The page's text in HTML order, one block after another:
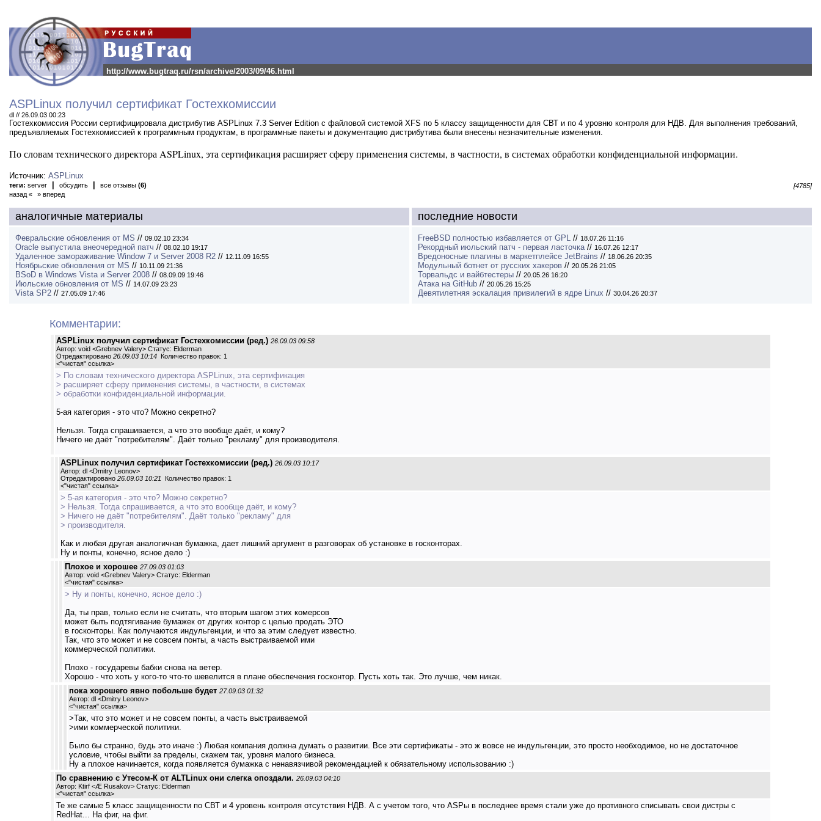
http://www.bugtraq.ru/rsn/archive/2003/09/46.html
ASPLinux получил сертификат Гостехкомиссии
dl // 26.09.03 00:23
Гостехкомиссия России сертифицировала дистрибутив ASPLinux 7.3 Server Edition с файловой системой XFS по 5 классу защищенности для СВТ и по 4 уровню контроля для НДВ. Для выполнения требований,
предъявляемых Гостехкомиссией к программным продуктам, в программные пакеты и документацию дистрибутива были внесены незначительные изменения.
По словам технического директора ASPLinux, эта сертификация расширяет сферу применения системы, в частности, в системах обработки конфиденциальной информации.
Источник: ASPLinux
теги: server обсудить все отзывы (6)
[4785]
назад «
» вперед
аналогичные материалы
Февральские обновления от MS // 09.02.10 23:34
Oracle выпустила внеочередной патч // 08.02.10 19:17
Удаленное замораживание Window 7 и Server 2008 R2 // 12.11.09 16:55
Ноябрьские обновления от MS // 10.11.09 21:36
BSoD в Windows Vista и Server 2008 // 08.09.09 19:46
Июльские обновления от MS // 14.07.09 23:23
Vista SP2 // 27.05.09 17:46
последние новости
FreeBSD полностью избавляется от GPL // 18.07.26 11:16
Рекордный июльский патч - первая ласточка// 16.07.26 12:17
Вредоносные плагины в маркетплейсе JetBrains // 18.06.26 20:35
Модульный ботнет от русских хакеров // 20.05.26 21:05
Торвальдс и вайбтестеры // 20.05.26 16:20
Атака на GitHub // 20.05.26 15:25
Девятилетняя эскалация привилегий в ядре Linux // 30.04.26 20:37
Комментарии:
ASPLinux получил сертификат Гостехкомиссии (ред.) 26.09.03 09:58
Автор: void <Grebnev Valery> Статус: Elderman
Отредактировано 26.09.03 10:14 Количество правок: 1
<"чистая" ссылка>
> По словам технического директора ASPLinux, эта сертификация
> расширяет сферу применения системы, в частности, в системах
> обработки конфиденциальной информации.
5-ая категория - это что? Можно секретно?
Нельзя. Тогда спрашивается, а что это вообще даёт, и кому?
Ничего не даёт "потребителям". Даёт только "рекламу" для производителя.
ASPLinux получил сертификат Гостехкомиссии (ред.) 26.09.03 10:17
Автор: dl <Dmitry Leonov>
Отредактировано 26.09.03 10:21 Количество правок: 1
<"чистая" ссылка>
> 5-ая категория - это что? Можно секретно?
> Нельзя. Тогда спрашивается, а что это вообще даёт, и кому?
> Ничего не даёт "потребителям". Даёт только "рекламу" для
> производителя.
Как и любая другая аналогичная бумажка, дает лишний аргумент в разговорах об установке в госконторах.
Ну и понты, конечно, ясное дело :)
Плохое и хорошее 27.09.03 01:03
Автор: void <Grebnev Valery> Статус: Elderman
<"чистая" ссылка>
> Ну и понты, конечно, ясное дело :)
Да, ты прав, только если не считать, что вторым шагом этих комерсов
может быть подтягивание бумажек от других контор с целью продать ЭТО
в госконторы. Как получаются индульгенции, и что за этим следует известно.
Так, что это может и не совсем понты, а часть выстраиваемой ими
коммерческой политики.
Плохо - государевы бабки снова на ветер.
Хорошо - что хоть у кого-то что-то шевелится в плане обеспечения госконтор. Пусть хоть так. Это лучше, чем никак.
пока хорошего явно побольше будет 27.09.03 01:32
Автор: dl <Dmitry Leonov>
<"чистая" ссылка>
>Так, что это может и не совсем понты, а часть выстраиваемой
>ими коммерческой политики.
Было бы странно, будь это иначе :) Любая компания должна думать о развитии. Все эти сертификаты - это ж вовсе не индульгенции, это просто необходимое, но не достаточное
условие, чтобы выйти за пределы, скажем так, уровня малого бизнеса.
Ну а плохое начинается, когда появляется бумажка с ненавязчивой рекомендацией к обязательному использованию :)
По сравнению с Утесом-К от ALTLinux они слегка опоздали. 26.09.03 04:10
Автор: Ktirf <Æ Rusakov> Статус: Elderman
<"чистая" ссылка>
Те же самые 5 класс защищенности по СВТ и 4 уровень контроля отсутствия НДВ. А с учетом того, что ASPы в последнее время стали уже до противного списывать свои дистры с
RedHat... На фиг, на фиг.